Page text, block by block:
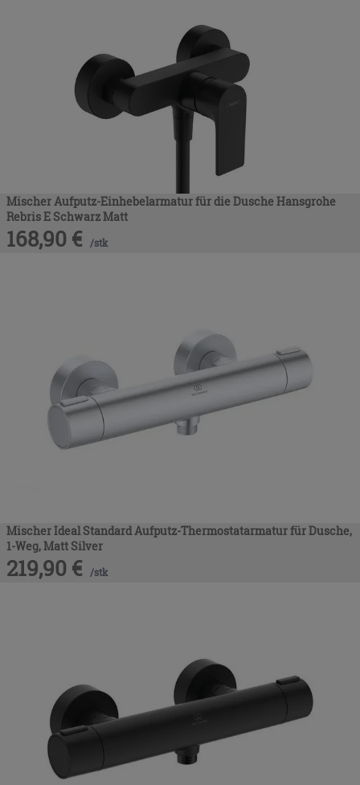
Mischer Aufputz-Einhebelarmatur für die Dusche Hansgrohe
Rebris E Schwarz Matt
168,90 € /stk
Mischer Ideal Standard Aufputz-Thermostatarmatur für Dusche,
1-Weg, Matt Silver
219,90 € /stk